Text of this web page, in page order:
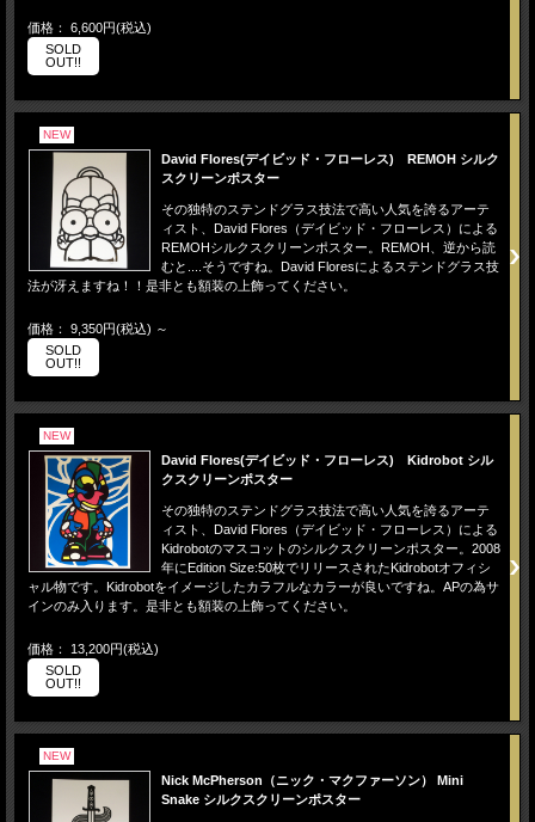
価格： 6,600円(税込)
SOLD
OUT!!
NEW
David Flores(デイビッド・フローレス) REMOH シルク
スクリーンポスター
その独特のステンドグラス技法で高い人気を誇るアーテ
ィスト、David Flores（デイビッド・フローレス）による
REMOHシルクスクリーンポスター。REMOH、逆から読
むと....そうですね。David Floresによるステンドグラス技
法が冴えますね！！是非とも額装の上飾ってください。
価格： 9,350円(税込) ～
SOLD
OUT!!
NEW
David Flores(デイビッド・フローレス) Kidrobot シル
クスクリーンポスター
その独特のステンドグラス技法で高い人気を誇るアーテ
ィスト、David Flores（デイビッド・フローレス）による
Kidrobotのマスコットのシルクスクリーンポスター。2008
年にEdition Size:50枚でリリースされたKidrobotオフィシ
ャル物です。Kidrobotをイメージしたカラフルなカラーが良いですね。APの為サ
インのみ入ります。是非とも額装の上飾ってください。
価格： 13,200円(税込)
SOLD
OUT!!
NEW
Nick McPherson（ニック・マクファーソン） Mini
Snake シルクスクリーンポスター